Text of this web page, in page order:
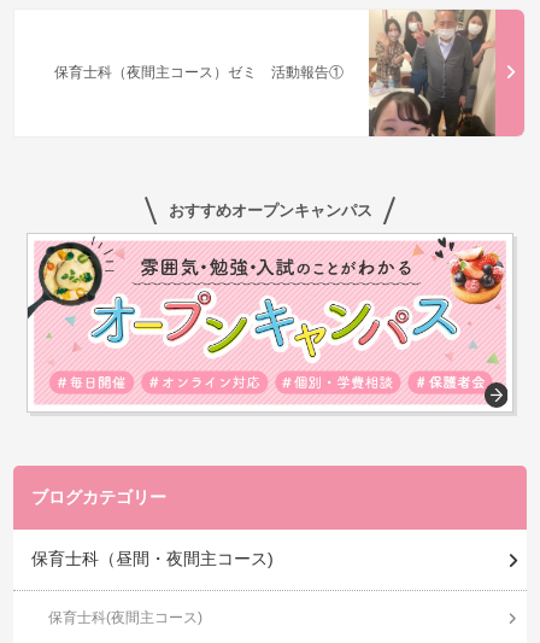
保育士科（夜間主コース）ゼミ 活動報告①
おすすめオープンキャンパス
ブログカテゴリー
保育士科（昼間・夜間主コース)
保育士科(夜間主コース)